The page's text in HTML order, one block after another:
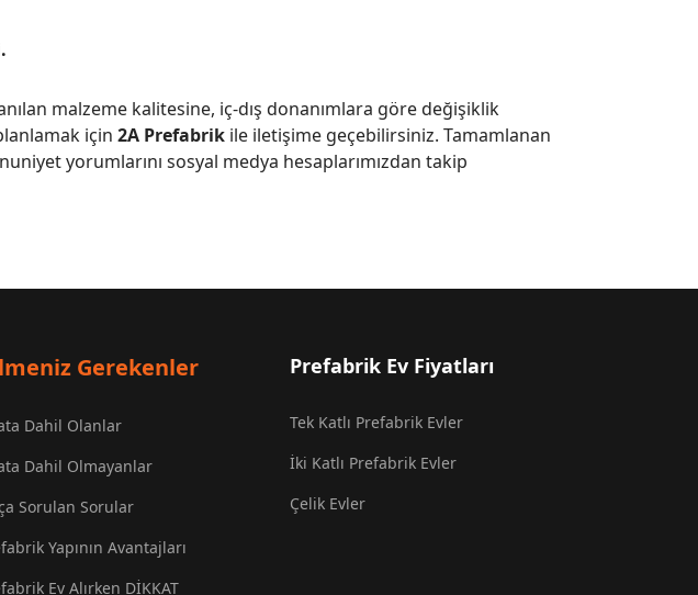
malzeme kalitesine, iç-dış donanımlara göre değişiklik
için 2A Prefabrik ile iletişime geçebilirsiniz. Tamamlanan
yorumlarını sosyal medya hesaplarımızdan takip
Gerekenler
Dahil Olanlar
Dahil Olmayanlar
Sorulan Sorular
Yapının Avantajları
Ev Alırken DİKKAT
Prefabrik Ev Fiyatları
Tek Katlı Prefabrik Evler
İki Katlı Prefabrik Evler
Çelik Evler